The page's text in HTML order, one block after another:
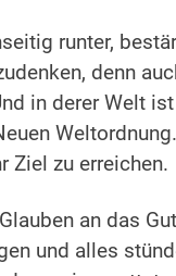
runter,
denn
in derer Welt
Ziel zu erreichen.
an das
und alles